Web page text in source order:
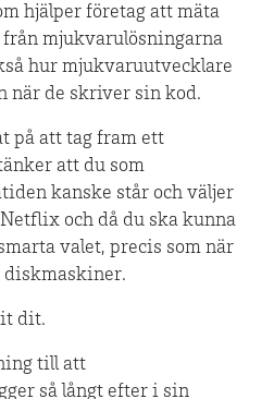
hjälper företag att mäta
mjukvarulösningarna
hur mjukvaruutvecklare
när de skriver sin kod.
på att tag fram ett
att du som
kanske står och väljer
Netflix och då du ska kunna
valet, precis som när
diskmaskiner.
dit.
till att
så långt efter i sin